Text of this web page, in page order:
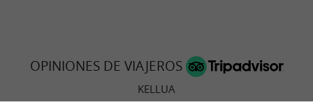
OPINIONES DE VIAJEROS
KELLUA